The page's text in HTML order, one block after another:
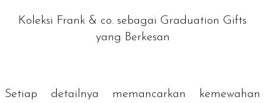
Koleksi Frank & co. sebagai Graduation Gifts
yang Berkesan
Setiap detailnya memancarkan kemewahan